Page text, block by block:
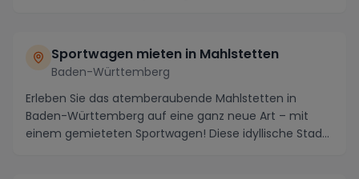
Sportwagen mieten in Mahlstetten
Baden-Württemberg
Erleben Sie das atemberaubende Mahlstetten in
Baden-Württemberg auf eine ganz neue Art – mit
einem gemieteten Sportwagen! Diese idyllische Stadt